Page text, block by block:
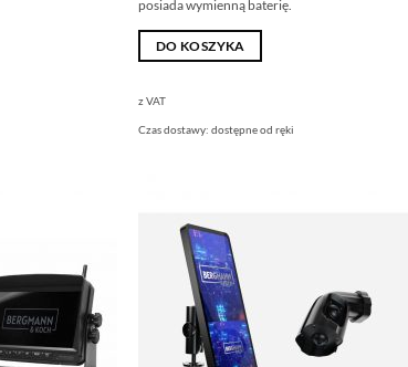
posiada wymienną baterię.
DO KOSZYKA
z VAT
Czas dostawy:dostępne od ręki